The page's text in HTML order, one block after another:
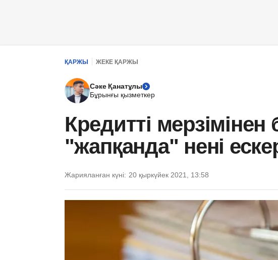
ҚАРЖЫ ЖЕКЕ ҚАРЖЫ
Сәке Қанатұлы
Бұрынғы қызметкер
Кредитті
"жапқанда" нені
Жарияланған күні: 20 қыркүйек 2021, 13:58